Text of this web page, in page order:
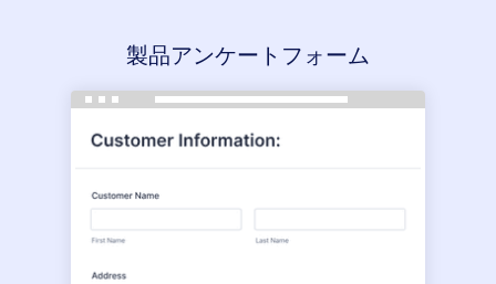
製品アンケートフォーム